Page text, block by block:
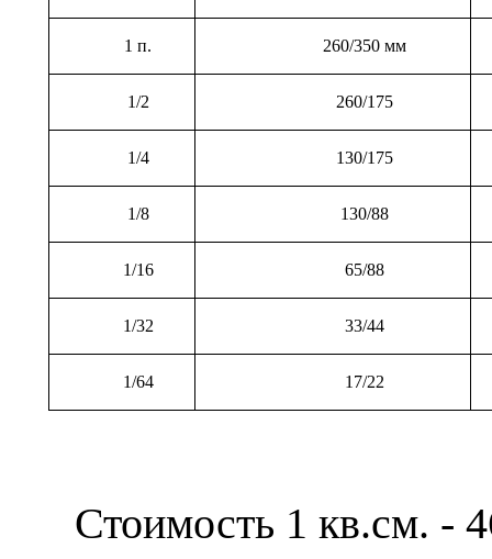
1 п. 260/350 мм
1/2 260/175
1/4 130/175
1/8 130/88
1/16 65/88
1/32 33/44
1/64 17/22
Стоимость 1 кв.см. -